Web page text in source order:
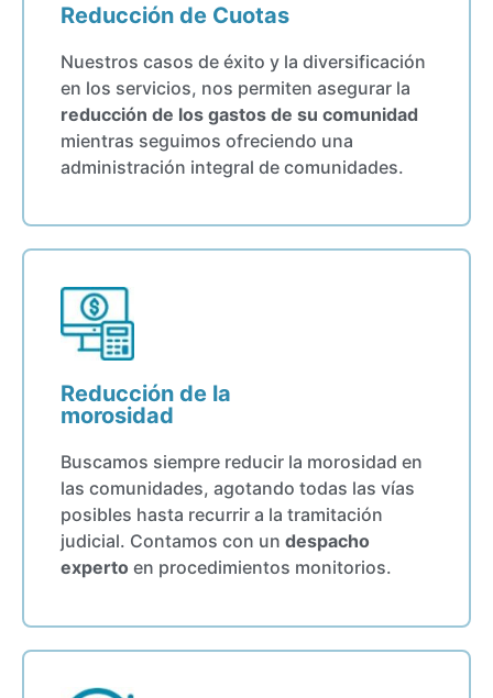
Reducción de Cuotas
Nuestros casos de éxito y la diversificación
en los servicios, nos permiten asegurar la
reducción de los gastos de su comunidad
mientras seguimos ofreciendo una
administración integral de comunidades.
Reducción de la
morosidad
Buscamos siempre reducir la morosidad en
las comunidades, agotando todas las vías
posibles hasta recurrir a la tramitación
judicial. Contamos con un despacho
expertoen procedimientos monitorios.